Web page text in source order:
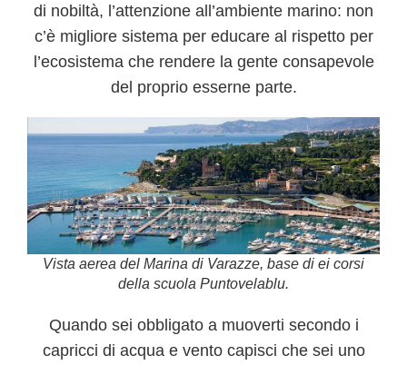
di nobiltà, l’attenzione all’ambiente marino: non
c’è migliore sistema per educare al rispetto per
l’ecosistema che rendere la gente consapevole
del proprio esserne parte.
Vista aerea del Marina di Varazze, base di ei corsi
della scuola Puntovelablu.
Quando sei obbligato a muoverti secondo i
capricci di acqua e vento capisci che sei uno